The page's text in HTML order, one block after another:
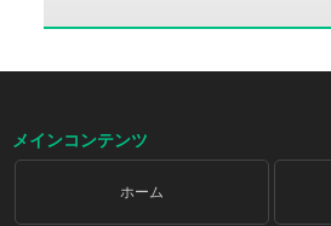
メインコンテンツ
ホーム